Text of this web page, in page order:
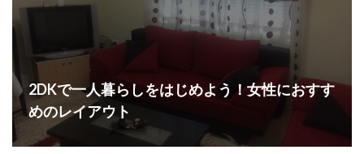
2DKで一人暮らしをはじめよう！女性におすす
めのレイアウト